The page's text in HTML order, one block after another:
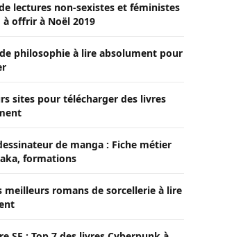
lectures non-sexistes et féministes
à offrir à Noël 2019
philosophie à lire absolument pour
sites pour télécharger des livres
de manga : Fiche métier
formations
meilleurs romans de sorcellerie à lire